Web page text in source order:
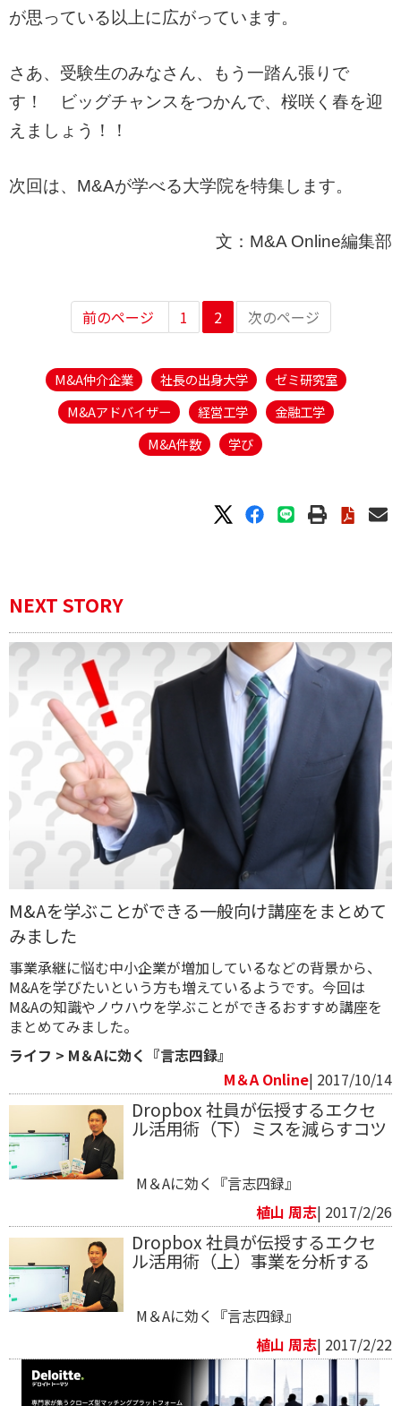
が思っている以上に広がっています。
さあ、受験生のみなさん、もう一踏ん張りで
す！ ビッグチャンスをつかんで、桜咲く春を迎
えましょう！！
次回は、M&Aが学べる大学院を特集します。
文：M&A Online編集部
前のページ 1 2 次のページ
M&A仲介企業 社長の出身大学
ゼミ研究室
M&Aアドバイザー
経営工学
金融工学
M&A件数
学び
NEXT STORY
M&Aを学ぶことができる一般向け講座をまとめて
みました
事業承継に悩む中小企業が増加しているなどの背景から、
M&Aを学びたいという方も増えているようです。今回は
M&Aの知識やノウハウを学ぶことができるおすすめ講座を
まとめてみました。
ライフ > M＆Aに効く『言志四録』
M＆A Online| 2017/10/14
Dropbox 社員が伝授するエクセ
ル活用術（下）ミスを減らすコツ
M＆Aに効く『言志四録』
植山 周志| 2017/2/26
Dropbox 社員が伝授するエクセ
ル活用術（上）事業を分析する
M＆Aに効く『言志四録』
植山 周志| 2017/2/22